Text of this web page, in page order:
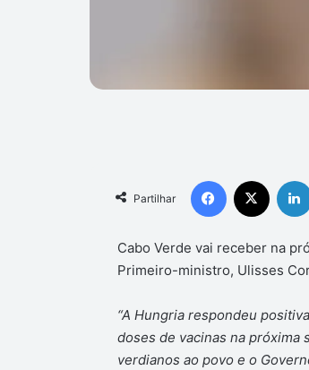
Partilhar
Facebook
Cabo Verde vai receber na
Primeiro-ministro, Ulisses
“A Hungria respondeu
doses de vacinas na próxima
verdianos ao povo e o